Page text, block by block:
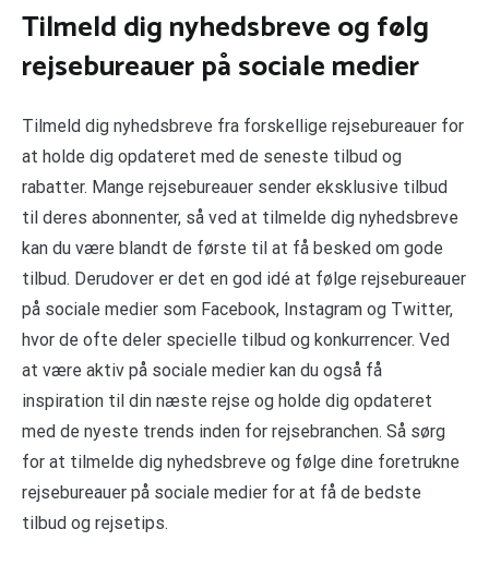
Tilmeld dig nyhedsbreve og følg
rejsebureauer på sociale medier
Tilmeld dig nyhedsbreve fra forskellige rejsebureauer for
at holde dig opdateret med de seneste tilbud og
rabatter. Mange rejsebureauer sender eksklusive tilbud
til deres abonnenter, så ved at tilmelde dig nyhedsbreve
kan du være blandt de første til at få besked om gode
tilbud. Derudover er det en god idé at følge rejsebureauer
på sociale medier som Facebook, Instagram og Twitter,
hvor de ofte deler specielle tilbud og konkurrencer. Ved
at være aktiv på sociale medier kan du også få
inspiration til din næste rejse og holde dig opdateret
med de nyeste trends inden for rejsebranchen. Så sørg
for at tilmelde dig nyhedsbreve og følge dine foretrukne
rejsebureauer på sociale medier for at få de bedste
tilbud og rejsetips.